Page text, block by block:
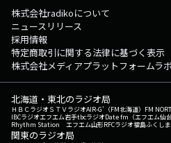
株式会社radikoについて
ニュースリリース
採用情報
特定商取引に関する法律に基づく表示
株式会社メディアプラットフォームラ
北海道・東北のラジオ局
ＨＢＣラジオＳＴＶラジオAIR-G'（FM北海道） FM
IBCラジオエフエム岩手tbcラジオDate fm（エフエム仙台
Rhythm Station エフエム山形RFCラジオ福島ふくし
関東のラジオ局